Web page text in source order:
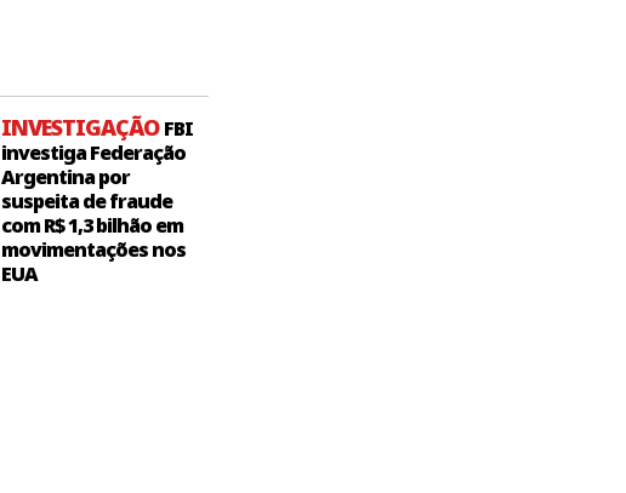
INVESTIGAÇÃOFBI
investiga Federação
Argentina por
suspeita de fraude
com R$ 1,3 bilhão em
movimentações nos
EUA